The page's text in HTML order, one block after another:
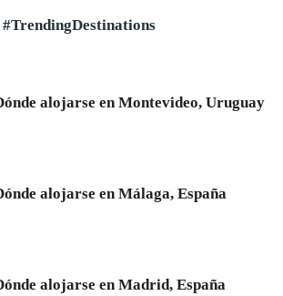
#TrendingDestinations
alojarse en Montevideo, Uruguay
alojarse en Málaga, España
alojarse en Madrid, España